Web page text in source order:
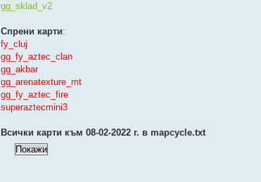
gg_sklad_v2
Спрени карти:
fy_cluj
gg_fy_aztec_clan
gg_akbar
gg_arenatexture_mt
gg_fy_aztec_fire
superaztecmini3
Всички карти към 08-02-2022 г. в mapcycle.txt